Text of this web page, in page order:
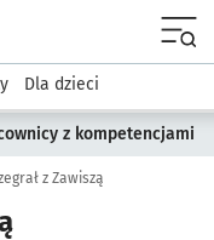
Sport i rekreacja
Dla dzieci
z kompetencjami
z Zawiszą